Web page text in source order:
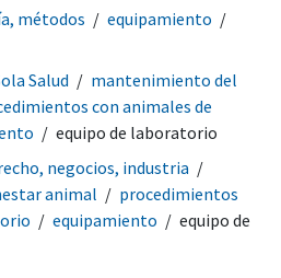
métodos
equipamiento
Salud
mantenimiento del
con animales de
equipo de laboratorio
negocios, industria
animal
procedimientos
equipamiento
equipo de